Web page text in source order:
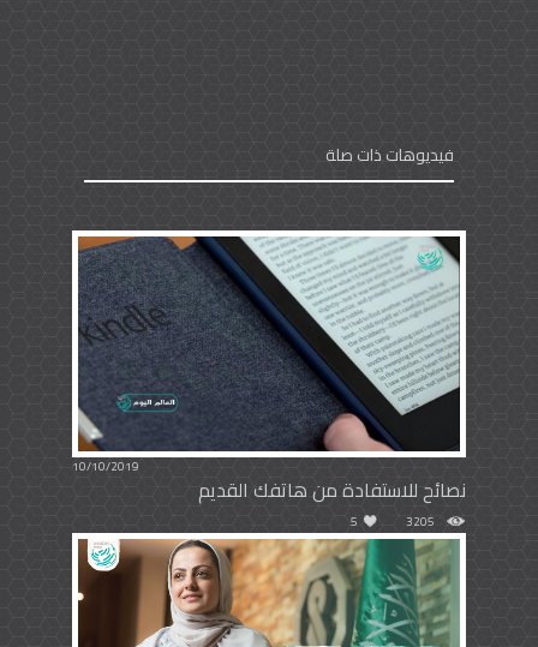
فيديوهات ذات صلة
10/10/2019
نصائح للاستفادة من هاتفك القديم
3205
5